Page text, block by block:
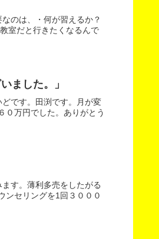
のは、・何が習えるか？
室だと行きたくなるんで
ました。」
です。田渕です。月が変
０万円でした。ありがとう
す。薄利多売をしたがる
ンセリングを1回３０００